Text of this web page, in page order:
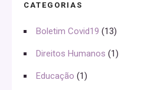
CATEGORIAS
Boletim Covid19 (13)
Direitos Humanos (1)
Educação (1)